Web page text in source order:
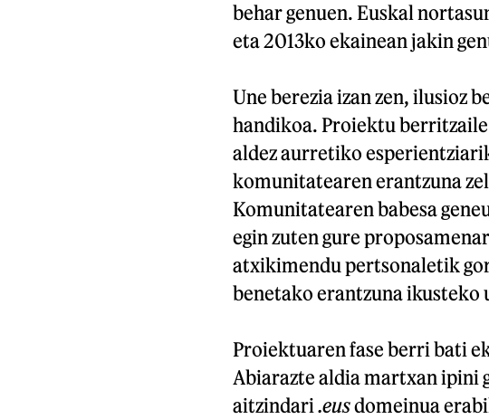
behar genuen. Euskal
eta 2013ko ekainean jakin
Une berezia izan zen, ilusioz
handikoa. Proiektu berritzaile
aldez aurretiko
komunitatearen erantzuna
Komunitatearen babesa
egin zuten gure
atxikimendu pertsonaletik
benetako erantzuna ikusteko
Proiektuaren fase berri bati
Abiarazte aldia martxan ipini
aitzindari .eusdomeinua